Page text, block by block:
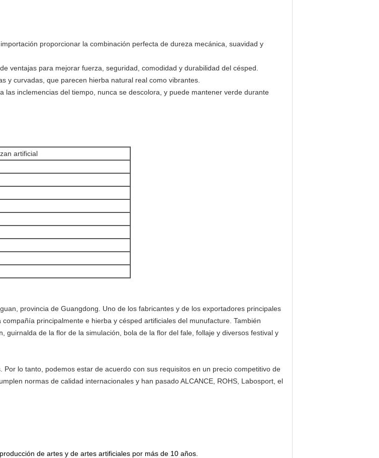
proporcionar la combinación perfecta de dureza mecánica, suavidad y
ventajas para mejorar fuerza, seguridad, comodidad y durabilidad del césped.
y curvadas, que parecen hierba natural real como vibrantes.
las inclemencias del tiempo, nunca se descolora, y puede mantener verde durante
artificial
provincia de Guangdong. Uno de los fabricantes y de los exportadores principales
principalmente e hierba y césped artificiales del munufacture. También
guirnalda de la flor de la simulación, bola de la flor del fale, follaje y diversos festival y
lo tanto, podemos estar de acuerdo con sus requisitos en un precio competitivo de
normas de calidad internacionales y han pasado ALCANCE, ROHS, Labosport, el
de artes y de artes artificiales por más de 10 años.